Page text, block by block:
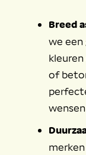
Breed
we een
of